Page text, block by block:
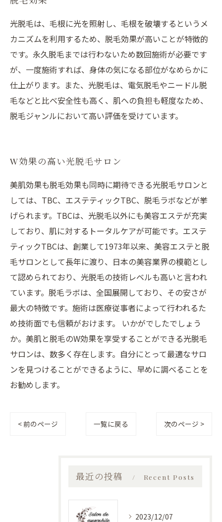
光脱毛は、毛根に光を照射し、毛根を破壊するというメ
カニズムを利用するため、脱毛効果が高いことが特徴的
です。永久脱毛までは行わないため数回施術が必要です
が、一度施術すれば、身体の気になる部位がなめらかに
仕上がります。また、光脱毛は、電気脱毛やニードル脱
毛などと比べ安全性も高く、肌への負担も軽度なため、
脱毛ジャンルにおいて高い評価を受けています。
W効果の高い光脱毛サロン
美肌効果も脱毛効果も同時に期待できる光脱毛サロンと
しては、TBC、エステティックTBC、脱毛ラボなどが挙
げられます。TBCは、光脱毛以外にも美容エステが充実
しており、肌に対するトータルケアが可能です。エステ
ティックTBCは、創業して1973年以来、美容エステと脱
毛サロンとして長年に渡り、日本の美容業界の模範とし
て認められており、光脱毛の技術レベルも高いと言われ
ています。脱毛ラボは、全国展開しており、その安さが
最大の特徴です。施術は医療従事者によって行われるた
め技術面でも信頼がおけます。 いかがでしたでしょう
か。美肌と脱毛のW効果を享受することができる光脱毛
サロンは、数多く存在します。自分にとって最適なサロ
ンを見つけることができるように、早めに調べることを
お勧めします。
< 前のページ 一覧に戻る 次のページ >
最近の投稿 Recent Posts
2023/12/07